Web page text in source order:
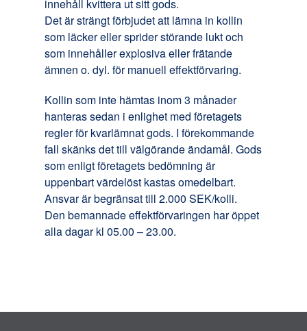
innehåll kvittera ut sitt gods.
Det är strängt förbjudet att lämna in kollin
som läcker eller sprider störande lukt och
som innehåller explosiva eller frätande
ämnen o. dyl. för manuell effektförvaring.
Kollin som inte hämtas inom 3 månader
hanteras sedan i enlighet med företagets
regler för kvarlämnat gods. I förekommande
fall skänks det till välgörande ändamål. Gods
som enligt företagets bedömning är
uppenbart värdelöst kastas omedelbart.
Ansvar är begränsat till 2.000 SEK/kolli.
Den bemannade effektförvaringen har öppet
alla dagar kl 05.00 – 23.00.